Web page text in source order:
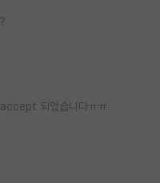
accept 되었습니다ㅠㅠ